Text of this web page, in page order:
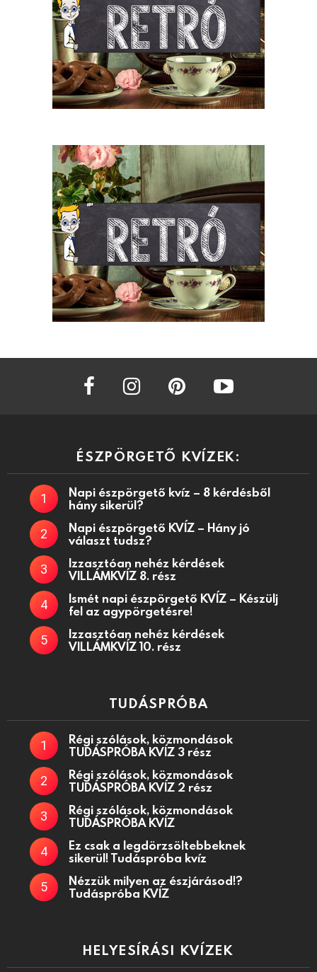
facebook instagram
ÉSZPÖRGETŐ KVÍZEK:
Napi észpörgető kvíz – 8 kérdésből
hány sikerül?
Napi észpörgető KVÍZ – Hány jó
választ tudsz?
Izzasztóan nehéz kérdések
VILLÁMKVÍZ 8. rész
Ismét napi észpörgető KVÍZ – Készülj
fel az agypörgetésre!
Izzasztóan nehéz kérdések
VILLÁMKVÍZ 10. rész
TUDÁSPRÓBA
Régi szólások, közmondások
TUDÁSPRÓBA KVÍZ 3 rész
Régi szólások, közmondások
TUDÁSPRÓBA KVÍZ 2 rész
Régi szólások, közmondások
TUDÁSPRÓBA KVÍZ
Ez csak a legdörzsöltebbeknek
sikerül! Tudáspróba kvíz
Nézzük milyen az észjárásod!?
Tudáspróba KVÍZ
HELYESÍRÁSI KVÍZEK